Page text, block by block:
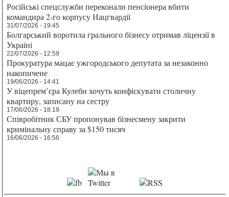
Російські спецслужби переконали пенсіонера вбити
командира 2-го корпусу Нацгвардії
31/07/2026 - 19:45
Болгарський воротила грального бізнесу отримав ліцензії в
Україні
22/07/2026 - 12:59
Прокуратура мацає ужгородського депутата за незаконно
накопичене
19/06/2026 - 14:41
У віцепрем’єра Кулеби хочуть конфіскувати столичну
квартиру, записану на сестру
17/06/2026 - 18:19
Співробітник СБУ пропонував бізнесмену закрити
кримінальну справу за $150 тисяч
16/06/2026 - 16:56